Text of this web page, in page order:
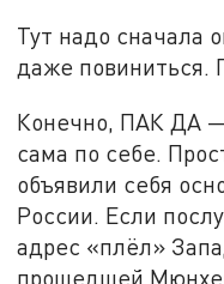
Тут надо сначала
даже
Конечно, ПАК ДА
сама по себе.
объявили себя
России. Если
адрес «плёл»
прошедшей